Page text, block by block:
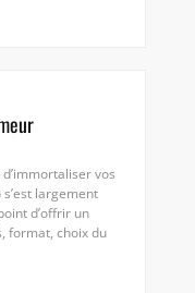
vos
largement
d’offrir un
format, choix du